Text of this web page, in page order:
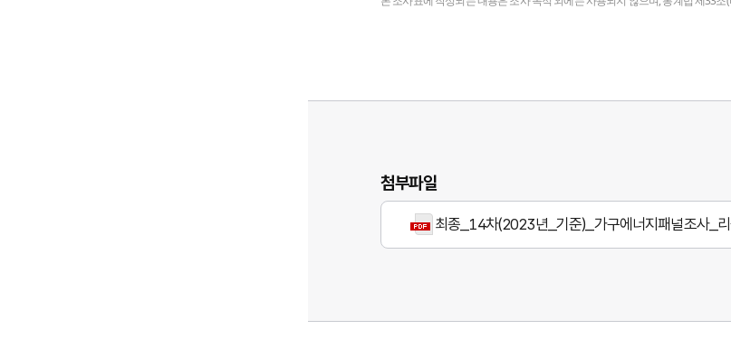
첨부파일
최종_14차(2023년_기준)_가구에너지패널조사_